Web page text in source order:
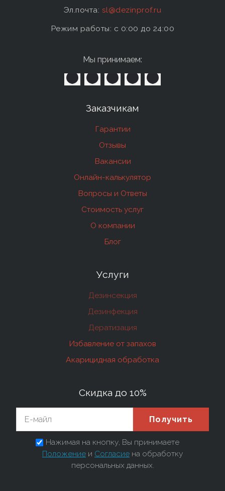
Эл.почта: sl@dezinprof.ru
Режим работы: c 0:00 до 24:00
Мы принимаем:
Заказчикам
Гарантии
Отзывы
Вакансии
Онлайн-калькулятор
Вопросы и Ответы
Стоимость услуг
О компании
Блог
Услуги
Дезинсекция
Дезинфекция
Дератизация
Избавление от запахов
Акарицидная обработка
Скидка до 10%
Получить
Нажимая на кнопку, Вы принимаете
Положение и Согласие на обработку
персональных данных.